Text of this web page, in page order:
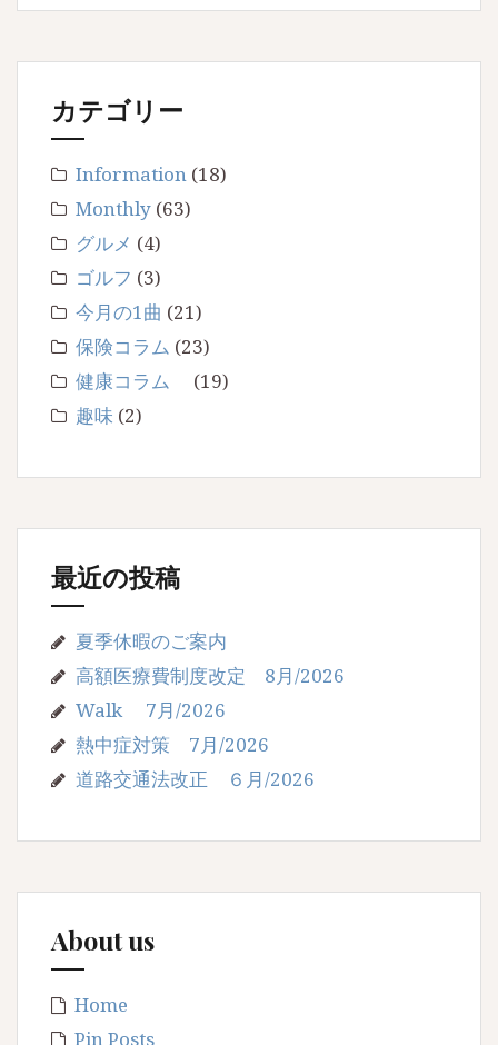
ク
カテゴリー
Information (18)
Monthly (63)
グルメ (4)
ゴルフ (3)
今月の1曲 (21)
保険コラム (23)
健康コラム
(19)
趣味 (2)
最近の投稿
夏季休暇のご案内
高額医療費制度改定 8月/2026
Walk 7月/2026
熱中症対策 7月/2026
道路交通法改正 ６月/2026
About us
Home
Pin Posts